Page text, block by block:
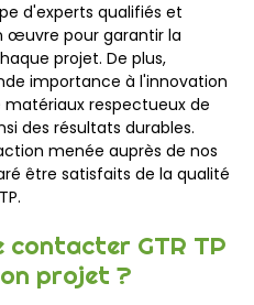
d'experts qualifiés et
pour garantir la
projet. De plus,
importance à l'innovation
respectueux de
des résultats durables.
menée auprès de nos
être satisfaits de la qualité
contacter GTR TP
projet ?